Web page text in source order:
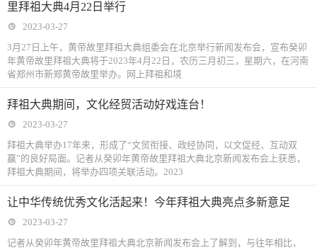
里拜祖大典4月22日举行
2023-03-27
3月27日上午，黄帝故里拜祖大典组委会在北京举行新闻发布会，宣布癸卯
年黄帝故里拜祖大典将于2023年4月22日，农历三月初三，星期六，在河南
省郑州市新郑黄帝故里举办。网上拜祖和境
拜祖大典期间，文化经贸活动好戏连台！
2023-03-27
拜祖大典举办17年来，形成了“文贸衔接、政经协同，以文促经、互动双
赢”的良好局面。记者从癸卯年黄帝故里拜祖大典北京新闻发布会上获悉，
拜祖大典期间，将举办四项关联活动。2023
让中华传统优秀文化活起来！今年拜祖大典亮点多新意足
2023-03-27
记者从癸卯年黄帝故里拜祖大典北京新闻发布会上了解到，与往年相比，